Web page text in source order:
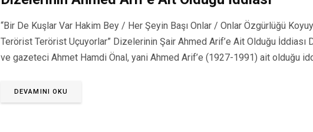
“Bir De Kuşlar Var Hakim Bey / Her Şeyin Başı Onlar / Onlar Özgürlüğü
Terörist Terörist Uçuyorlar” Dizelerinin Şair Ahmed Arif’e Ait Olduğu İddiası
ve gazeteci Ahmet Hamdi Önal, yani Ahmed Arif’e (1927-1991) ait olduğu
DEVAMINI OKU